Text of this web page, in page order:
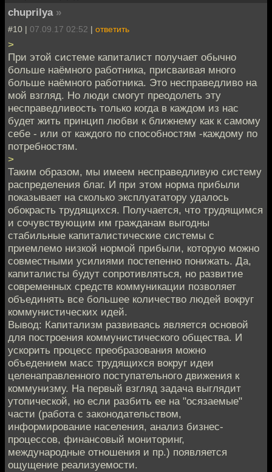
chuprilya »
#10 | 07.09.17 02:52 | ответить
>
При этой системе капиталист получает обычно
больше наёмного работника, присваивая много
больше наёмного работника. Это несправедливо на
мой взгляд. Но люди смогут преодолеть эту
несправедливость только когда в каждом из нас
будет жить принцип любви к ближнему как к самому
себе - или от каждого по способностям -каждому по
потребностям.
>
Таким образом, мы имеем несправедливую систему
распределения благ. И при этом норма прибыли
показывает на сколько эксплуататору удалось
обокрасть трудящихся. Получается, что трудящимся
и сочувствующим им гражданам выгодны
стабильные капиталистические системы с
приемлемо низкой нормой прибыли, которую можно
совместными усилиями постепенно понижать. Да,
капиталисты будут сопротивляться, но развитие
современных средств коммуникации позволяет
объединять все большее количество людей вокруг
коммунистических идей.
Вывод: Капитализм развиваясь является основой
для построения коммунистического общества. И
ускорить процесс преобразования можно
объедением масс трудящихся вокруг идеи
целенаправленного поступательного движения к
коммунизму. На первый взгляд задача выглядит
утопической, но если разбить ее на "осязаемые"
части (работа с законодательством,
информирование населения, анализ бизнес-
процессов, финансовый мониторинг,
международные отношения и пр.) появляется
ощущение реализуемости.